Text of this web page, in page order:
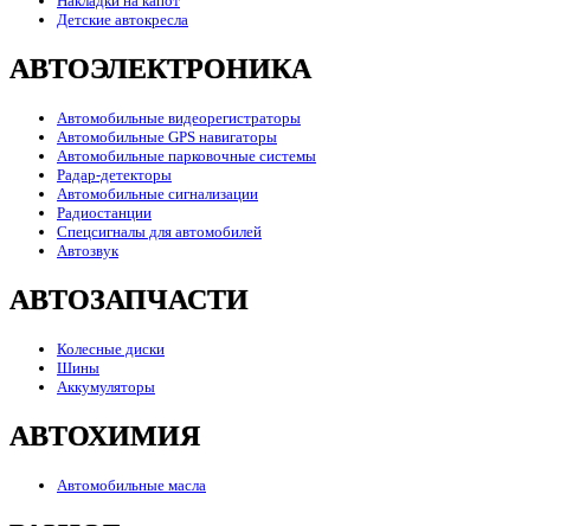
Детские автокресла
АВТОЭЛЕКТРОНИКА
Автомобильные видеорегистраторы
Автомобильные GPS навигаторы
Автомобильные парковочные системы
Радар-детекторы
Автомобильные сигнализации
Радиостанции
Спецсигналы для автомобилей
Автозвук
АВТОЗАПЧАСТИ
Колесные диски
Шины
Аккумуляторы
АВТОХИМИЯ
Автомобильные масла